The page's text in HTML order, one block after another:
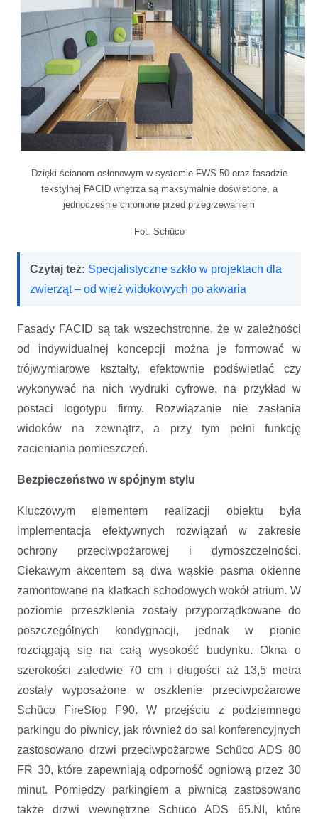
Dzięki ścianom osłonowym w systemie FWS 50 oraz fasadzie
tekstylnej FACID wnętrza są maksymalnie doświetlone, a
jednocześnie chronione przed przegrzewaniem
Fot. Schüco
Czytaj też: Specjalistyczne szkło w projektach dla
zwierząt – od wież widokowych po akwaria
Fasady FACID są tak wszechstronne, że w zależności
od indywidualnej koncepcji można je formować w
trójwymiarowe kształty, efektownie podświetlać czy
wykonywać na nich wydruki cyfrowe, na przykład w
postaci logotypu firmy. Rozwiązanie nie zasłania
widoków na zewnątrz, a przy tym pełni funkcję
zacieniania pomieszczeń.
Bezpieczeństwo w spójnym stylu
Kluczowym elementem realizacji obiektu była
implementacja efektywnych rozwiązań w zakresie
ochrony przeciwpożarowej i dymoszczelności.
Ciekawym akcentem są dwa wąskie pasma okienne
zamontowane na klatkach schodowych wokół atrium. W
poziomie przeszklenia zostały przyporządkowane do
poszczególnych kondygnacji, jednak w pionie
rozciągają się na całą wysokość budynku. Okna o
szerokości zaledwie 70 cm i długości aż 13,5 metra
zostały wyposażone w oszklenie przeciwpożarowe
Schüco FireStop F90. W przejściu z podziemnego
parkingu do piwnicy, jak również do sal konferencyjnych
zastosowano drzwi przeciwpożarowe Schüco ADS 80
FR 30, które zapewniają odporność ogniową przez 30
minut. Pomiędzy parkingiem a piwnicą zastosowano
także drzwi wewnętrzne Schüco ADS 65.NI, które